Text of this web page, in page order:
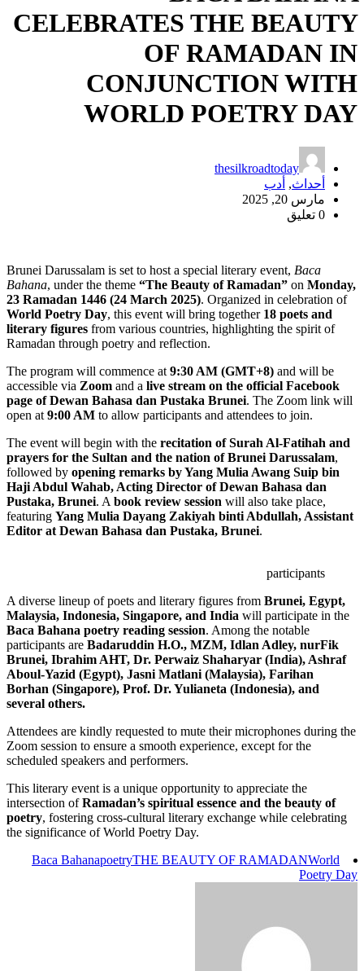
CELEBRATES
OF
WORLD
Brunei Darussalam is set to host a special
Bahana, under the theme“The Beauty
23 Ramadan 1446 (24 March 2025).
World Poetry Day, this event will bring
literary figuresfrom various countries,
Ramadan through poetry and reflection.
The program will commence at9:30 AM
accessible viaZoomand a live stream
page of Dewan Bahasa dan Pustaka
open at9:00 AMto allow participants and
The event will begin with therecitation
prayers for the Sultan and the nation
followed byopening remarks by Yang
Haji Abdul Wahab, Acting Director of
Pustaka, Brunei. Abook review session
featuringYang Mulia Dayang Zakiyah
Editor at Dewan Bahasa dan Pustaka,
A diverse lineup of poets and literary
Malaysia, Indonesia, Singapore, and
Baca Bahana poetry reading session
participants areBadaruddin H.O.,
Brunei, Ibrahim AHT, Dr. Perwaiz
Aboul-Yazid (Egypt), Jasni Matlani
Borhan (Singapore), Prof. Dr.
Attendees are kindly requested to mute
Zoom session to ensure a smooth
scheduled speakers and performers.
This literary event is a unique opportunity
intersection ofRamadan’s spiritual
poetry, fostering cross-cultural literary
the significance of World Poetry Day.
Baca Bahana poetryTHE BEAUTY